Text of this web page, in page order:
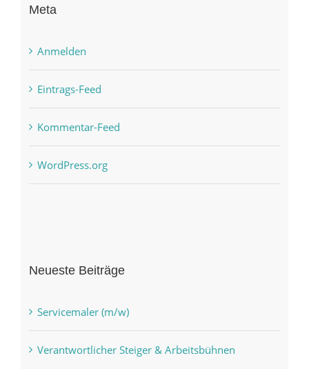
Meta
Anmelden
Eintrags-Feed
Kommentar-Feed
WordPress.org
Neueste Beiträge
Servicemaler (m/w)
Verantwortlicher Steiger & Arbeitsbühnen